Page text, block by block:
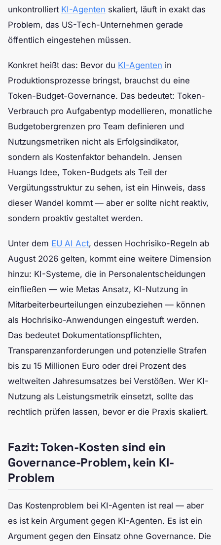
unkontrolliert KI-Agenten skaliert, läuft in exakt das
Problem, das US-Tech-Unternehmen gerade
öffentlich eingestehen müssen.
Konkret heißt das: Bevor du KI-Agenten in
Produktionsprozesse bringst, brauchst du eine
Token-Budget-Governance. Das bedeutet: Token-
Verbrauch pro Aufgabentyp modellieren, monatliche
Budgetobergrenzen pro Team definieren und
Nutzungsmetriken nicht als Erfolgsindikator,
sondern als Kostenfaktor behandeln. Jensen
Huangs Idee, Token-Budgets als Teil der
Vergütungsstruktur zu sehen, ist ein Hinweis, dass
dieser Wandel kommt — aber er sollte nicht reaktiv,
sondern proaktiv gestaltet werden.
Unter dem EU AI Act, dessen Hochrisiko-Regeln ab
August 2026 gelten, kommt eine weitere Dimension
hinzu: KI-Systeme, die in Personalentscheidungen
einfließen — wie Metas Ansatz, KI-Nutzung in
Mitarbeiterbeurteilungen einzubeziehen — können
als Hochrisiko-Anwendungen eingestuft werden.
Das bedeutet Dokumentationspflichten,
Transparenzanforderungen und potenzielle Strafen
bis zu 15 Millionen Euro oder drei Prozent des
weltweiten Jahresumsatzes bei Verstößen. Wer KI-
Nutzung als Leistungsmetrik einsetzt, sollte das
rechtlich prüfen lassen, bevor er die Praxis skaliert.
Fazit: Token-Kosten sind ein
Governance-Problem, kein KI-
Problem
Das Kostenproblem bei KI-Agenten ist real — aber
es ist kein Argument gegen KI-Agenten. Es ist ein
Argument gegen den Einsatz ohne Governance. Die